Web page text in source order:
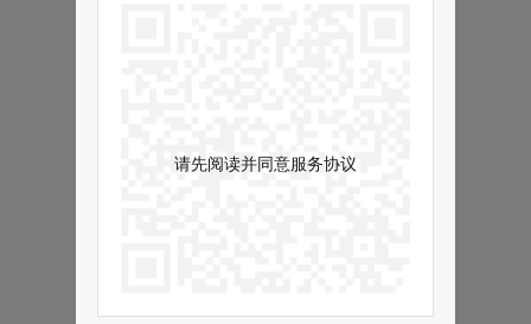
请先阅读并同意服务协议